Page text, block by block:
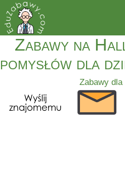
Zabawy na
pomysłów dla
Zabawy dla